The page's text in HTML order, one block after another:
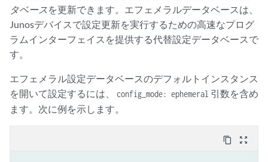
タベースを更新できます。エフェメラルデータベースは、
Junosデバイスで設定更新を実行するための高速なプログ
ラムインターフェイスを提供する代替設定データベースで
す。
エフェメラル設定データベースのデフォルトインスタンス
を開いて設定するには、
config_mode: ephemeral 引数を含め
ます。次に例を示します。
content_copy zoom_out_map